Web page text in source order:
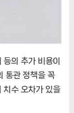
의 추가 비용이
통관 정책을 꼭
치수 오차가 있을